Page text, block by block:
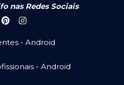
nas Redes Sociais
- Android
- Android